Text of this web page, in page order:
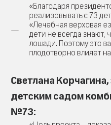
«Благодаря
реализовывать с 73
«Лечебная верховая
дети не всегда знают,
лошади. Поэтому это
плодотворно влияет
Светлана
детским садом
№73: